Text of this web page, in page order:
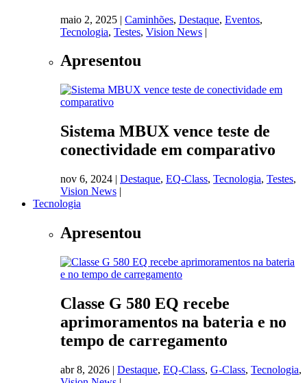
maio 2, 2025 | Caminhões, Destaque, Eventos,
Tecnologia, Testes, Vision News |
Apresentou
Sistema MBUX vence teste de
conectividade em comparativo
nov 6, 2024 | Destaque, EQ-Class, Tecnologia, Testes,
Vision News |
Tecnologia
Apresentou
Classe G 580 EQ recebe
aprimoramentos na bateria e no
tempo de carregamento
abr 8, 2026 | Destaque, EQ-Class, G-Class, Tecnologia,